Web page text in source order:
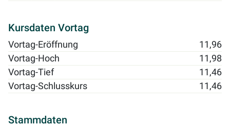
Kursdaten Vortag
Vortag-Eröffnung
11,96
Vortag-Hoch
11,98
Vortag-Tief
11,46
Vortag-Schlusskurs
11,46
Stammdaten